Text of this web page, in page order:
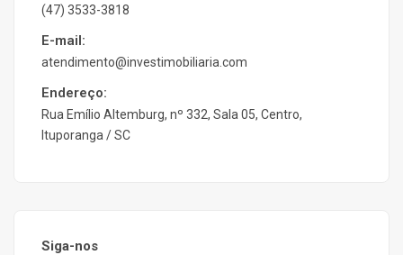
(47) 3533-3818
E-mail:
atendimento@investimobiliaria.com
Endereço:
Rua Emílio Altemburg, nº 332, Sala 05, Centro,
Ituporanga / SC
Siga-nos